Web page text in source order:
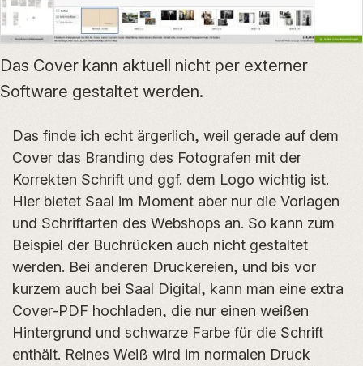
Das Cover kann aktuell nicht per externer
Software gestaltet werden.
Das finde ich echt ärgerlich, weil gerade auf dem
Cover das Branding des Fotografen mit der
Korrekten Schrift und ggf. dem Logo wichtig ist.
Hier bietet Saal im Moment aber nur die Vorlagen
und Schriftarten des Webshops an. So kann zum
Beispiel der Buchrücken auch nicht gestaltet
werden. Bei anderen Druckereien, und bis vor
kurzem auch bei Saal Digital, kann man eine extra
Cover-PDF hochladen, die nur einen weißen
Hintergrund und schwarze Farbe für die Schrift
enthält. Reines Weiß wird im normalen Druck